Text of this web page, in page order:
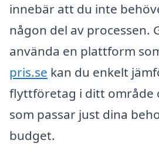
innebär att du inte
någon del av processen.
använda en plattform
pris.se kan du enkelt
flyttföretag i ditt område
som passar just dina
budget.